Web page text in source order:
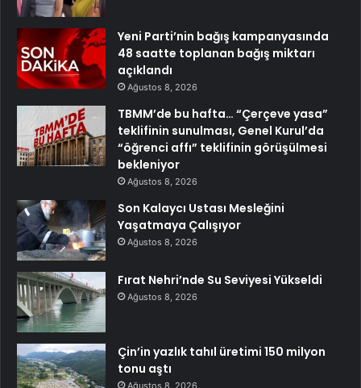
Yeni Parti’nin bağış kampanyasında
48 saatte toplanan bağış miktarı
açıklandı
Ağustos 8, 2026
TBMM’de bu hafta… “Çerçeve yasa”
teklifinin sunulması, Genel Kurul’da
“öğrenci affı” teklifinin görüşülmesi
bekleniyor
Ağustos 8, 2026
Son Kalaycı Ustası Mesleğini
Yaşatmaya Çalışıyor
Ağustos 8, 2026
Fırat Nehri’nde Su Seviyesi Yükseldi
Ağustos 8, 2026
Çin’in yazlık tahıl üretimi 150 milyon
tonu aştı
Ağustos 8, 2026